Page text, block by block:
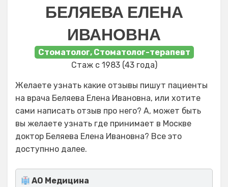
БЕЛЯЕВА ЕЛЕНА
ИВАНОВНА
Стоматолог, Стоматолог-терапевт
Стаж с 1983 (43 года)
Желаете узнать какие отзывы пишут пациенты
на врача Беляева Елена Ивановна, или хотите
сами написать отзыв про него? А, может быть
вы желаете узнать где принимает в Москве
доктор Беляева Елена Ивановна? Все это
доступнно далее.
АО Медицина